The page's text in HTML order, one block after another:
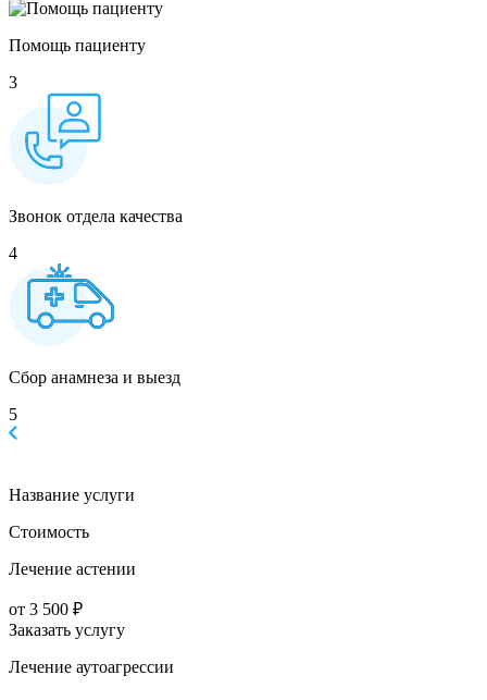
Помощь пациенту
3
Звонок отдела качества
4
Сбор анамнеза и выезд
5
Название услуги
Стоимость
Лечение астении
от 3 500 ₽
Заказать услугу
Лечение аутоагрессии